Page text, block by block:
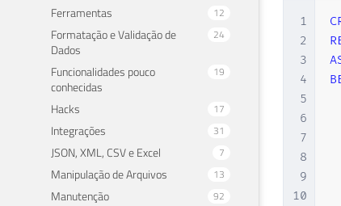
Ferramentas 12
Formatação e Validação de
Dados
24
Funcionalidades pouco
conhecidas
19
Hacks 17
Integrações 31
JSON, XML, CSV e Excel 7
Manipulação de Arquivos 13
Manutenção 92
1
2
3
4
5
6
7
8
9
10